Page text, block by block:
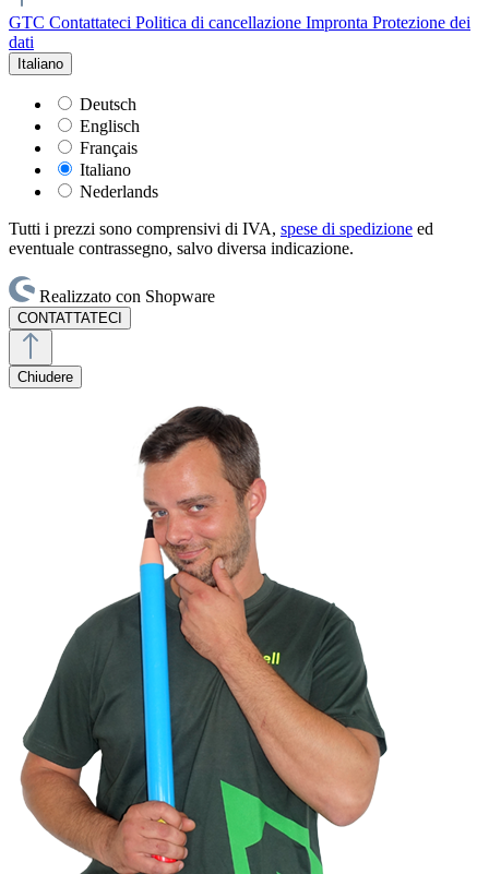
GTC Contattateci Politica di cancellazione Impronta Protezione dei
dati
Italiano
Deutsch
Englisch
Français
Italiano
Nederlands
Tutti i prezzi sono comprensivi di IVA, spese di spedizione ed
eventuale contrassegno, salvo diversa indicazione.
Realizzato con Shopware
CONTATTATECI
Chiudere